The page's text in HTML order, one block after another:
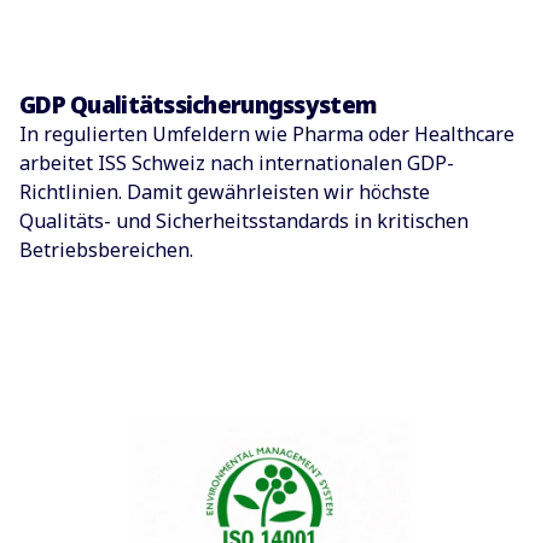
GDP Qualitätssicherungssystem
In regulierten Umfeldern wie Pharma oder Healthcare
arbeitet ISS Schweiz nach internationalen GDP-
Richtlinien. Damit gewährleisten wir höchste
Qualitäts- und Sicherheitsstandards in kritischen
Betriebsbereichen.